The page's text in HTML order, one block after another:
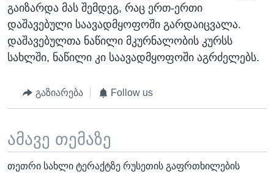
გაიზარდა მას შემდეგ, რაც ერთ-ერთი
დაშავებული საავადმყოფოში გარდაიცვალა.
დაშავებულთა ნაწილი მკურნალობის კურსს
სახლში, ნაწილი კი საავადმყოფოში აგრძელებს.
გაზიარება Follow us
ამავე თემაზე
თეთრი სახლი ტერაქტზე რუსეთის გაფრთხილების